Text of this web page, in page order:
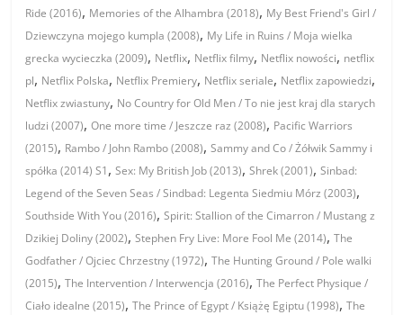
Ride (2016), Memories of the Alhambra (2018), My Best Friend's Girl /
Dziewczyna mojego kumpla (2008), My Life in Ruins / Moja wielka
grecka wycieczka (2009), Netflix, Netflix filmy, Netflix nowości, netflix
pl, Netflix Polska, Netflix Premiery, Netflix seriale, Netflix zapowiedzi,
Netflix zwiastuny, No Country for Old Men / To nie jest kraj dla starych
ludzi (2007),One more time / Jeszcze raz (2008), Pacific Warriors
(2015), Rambo / John Rambo (2008),Sammy and Co / Żółwik Sammy i
spółka (2014) S1,Sex: My British Job (2013),Shrek (2001),Sinbad:
Legend of the Seven Seas / Sindbad: Legenta Siedmiu Mórz (2003),
Southside With You (2016),Spirit: Stallion of the Cimarron / Mustang z
Dzikiej Doliny (2002),Stephen Fry Live: More Fool Me (2014),The
Godfather / Ojciec Chrzestny (1972),The Hunting Ground / Pole walki
(2015),The Intervention / Interwencja (2016),The Perfect Physique /
Ciało idealne (2015),The Prince of Egypt / Książę Egiptu (1998),The